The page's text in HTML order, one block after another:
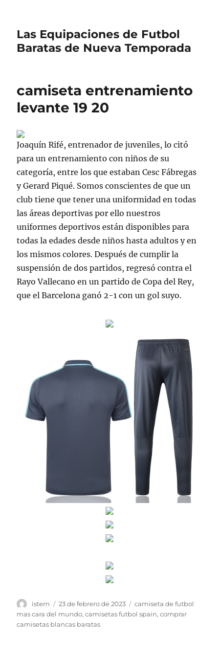
Las Equipaciones de Futbol
Baratas de Nueva Temporada
camiseta entrenamiento
levante 19 20
Joaquín Rifé, entrenador de juveniles, lo citó
para un entrenamiento con niños de su
categoría, entre los que estaban Cesc Fábregas
y Gerard Piqué. Somos conscientes de que un
club tiene que tener una uniformidad en todas
las áreas deportivas por ello nuestros
uniformes deportivos están disponibles para
todas la edades desde niños hasta adultos y en
los mismos colores. Después de cumplir la
suspensión de dos partidos, regresó contra el
Rayo Vallecano en un partido de Copa del Rey,
que el Barcelona ganó 2-1 con un gol suyo.
Autor
istern
Publicado
el
23 de febrero de 2023 Etiquetas
camiseta de futbol
mas cara del mundo,camisetas futbol spain,comprar
camisetas blancas baratas